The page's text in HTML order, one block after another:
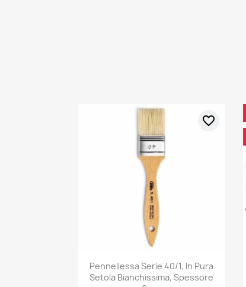
Pennellessa Serie 40/1, In Pura
Setola Bianchissima, Spessore
favorite_border